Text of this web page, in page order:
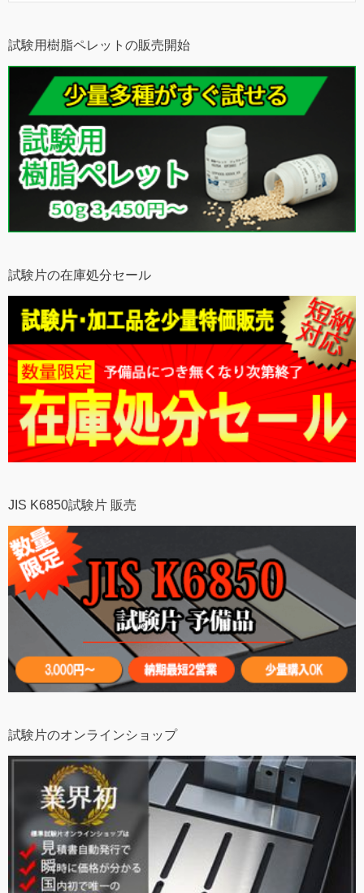
試験用樹脂ペレットの販売開始
試験片の在庫処分セール
JIS K6850試験片 販売
試験片のオンラインショップ